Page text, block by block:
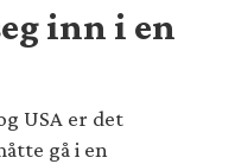
inn i en
USA er det
gå i en